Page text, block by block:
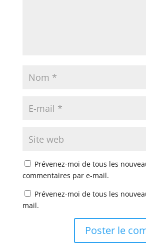
Prévenez-moi de tous les
commentaires par e-mail.
Prévenez-moi de tous les
mail.